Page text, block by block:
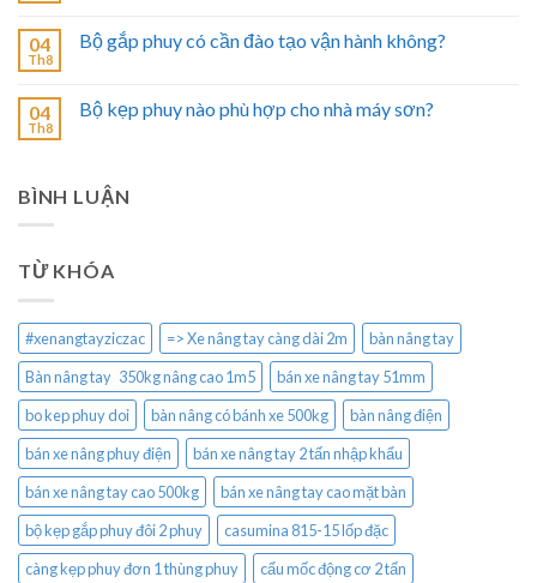
04
Th8
Bộ gắp phuy có cần đào tạo vận hành không?
04
Th8
Bộ kẹp phuy nào phù hợp cho nhà máy sơn?
BÌNH LUẬN
TỪ KHÓA
#xenangtayziczac => Xe nâng tay càng dài 2m
bàn nâng tay
Bàn nâng tay 350kg nâng cao 1m5
bán xe nâng tay 51mm
bo kep phuy doi
bàn nâng có bánh xe 500kg
bàn nâng điện
bán xe nâng phuy điện
bán xe nâng tay 2 tấn nhập khẩu
bán xe nâng tay cao 500kg
bán xe nâng tay cao mặt bàn
bộ kẹp gắp phuy đôi 2 phuy
casumina 815-15 lốp đặc
càng kẹp phuy đơn 1 thùng phuy
cẩu mốc động cơ 2 tấn